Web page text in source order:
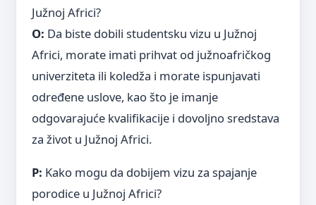
Južnoj Africi?
O: Da biste dobili studentsku vizu u Južnoj
Africi, morate imati prihvat od južnoafričkog
univerziteta ili koledža i morate ispunjavati
određene uslove, kao što je imanje
odgovarajuće kvalifikacije i dovoljno sredstava
za život u Južnoj Africi.
P: Kako mogu da dobijem vizu za spajanje
porodice u Južnoj Africi?